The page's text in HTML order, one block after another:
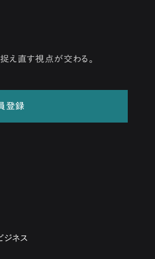
え直す視点が交わる。
登録
ジネス